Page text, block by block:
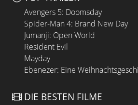
Avengers 5: Doomsday
Spider-Man 4: Brand New Day
Jumanji: Open World
Resident Evil
Mayday
Ebenezer: Eine
DIE BESTEN FILME